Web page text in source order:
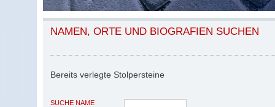
NAMEN, ORTE UND BIOGRAFIEN SUCHEN
Bereits verlegte Stolpersteine
SUCHE NAME